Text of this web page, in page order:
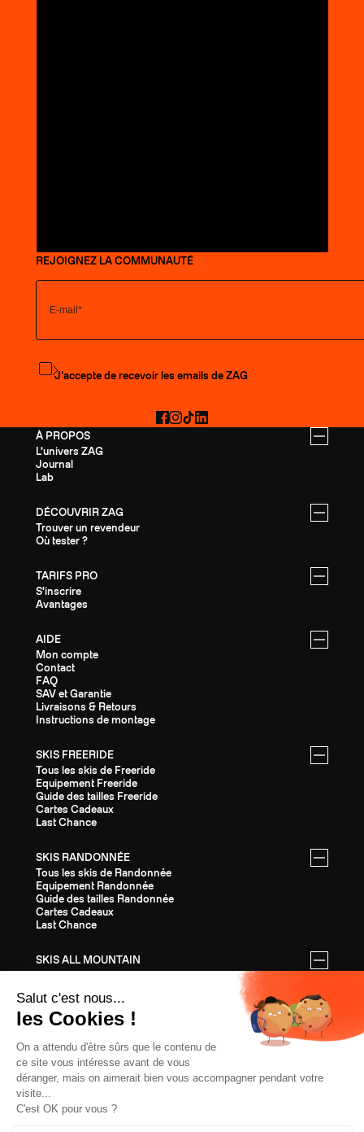
À PROPOS
L'univers ZAG
Journal
Lab
DÉCOUVRIR ZAG
Trouver un revendeur
Où tester ?
TARIFS PRO
S'inscrire
Avantages
AIDE
Mon compte
Contact
FAQ
SAV et Garantie
Livraisons & Retours
Instructions de montage
SKIS FREERIDE
Tous les skis de Freeride
Equipement Freeride
Guide des tailles Freeride
Cartes Cadeaux
Last Chance
SKIS RANDONNÉE
Tous les skis de Randonnée
Equipement Randonnée
Guide des tailles Randonnée
Cartes Cadeaux
Last Chance
SKIS ALL MOUNTAIN
Tous les skis All Mountain
Guide des tailles All Mountain
Cartes Cadeaux
Last Chance
ÉQUIPEMENT
Tout l'Équipement
Casques
Fixations
Bâtons
REJOIGNEZ LA COMMUNAUTÉ
S'abonner à la newsletter
J’accepte de recevoir les emails de ZAG
Facebook
Instagram
TikTokLinkedIn